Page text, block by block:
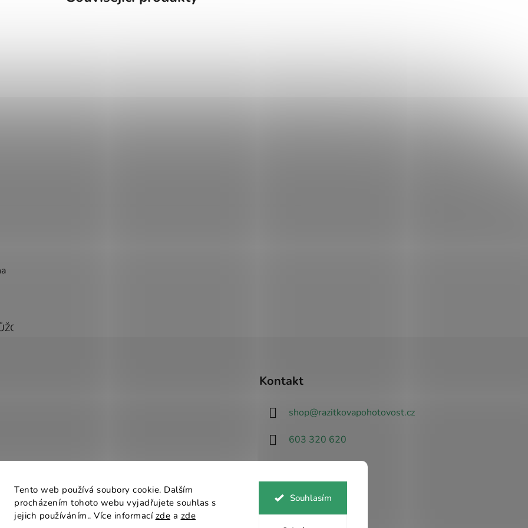
Tento web používá soubory cookie. Dalším
procházením tohoto webu vyjadřujete souhlas s
jejich používáním.. Více informací zde a zde
Souhlasím
Kontakt
shop@razitkovapohotovost.cz
603 320 620
Návrhář designu